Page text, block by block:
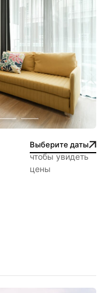
Выберите даты
чтобы увидеть
цены